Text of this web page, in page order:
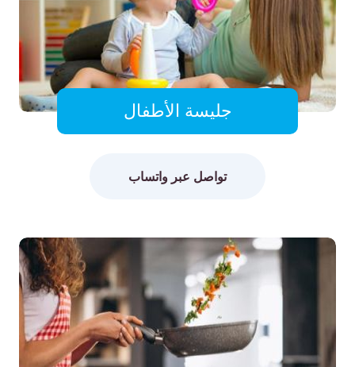
جليسة الأطفال
تواصل عبر واتساب